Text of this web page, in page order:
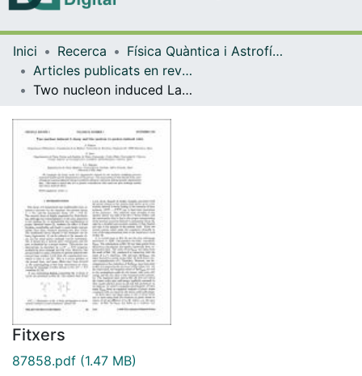
Navega per tot el DD
Contacte
Inici Recerca
Física Quàntica i Astrofísica
Articles publicats en revistes (Física Quàntica i Astrofísica)
Two nucleon induced Lambda decay and the proton to neutron induced ratio
Fitxers
87858.pdf (1.47 MB)